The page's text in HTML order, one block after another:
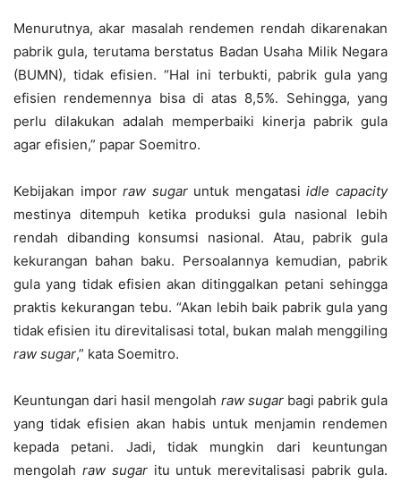
Menurutnya, akar masalah rendemen rendah dikarenakan
pabrik gula, terutama berstatus Badan Usaha Milik Negara
(BUMN), tidak efisien. “Hal ini terbukti, pabrik gula yang
efisien rendemennya bisa di atas 8,5%. Sehingga, yang
perlu dilakukan adalah memperbaiki kinerja pabrik gula
agar efisien,” papar Soemitro.
Kebijakan imporraw sugaruntuk mengatasiidle capacity
mestinya ditempuh ketika produksi gula nasional lebih
rendah dibanding konsumsi nasional. Atau, pabrik gula
kekurangan bahan baku. Persoalannya kemudian, pabrik
gula yang tidak efisien akan ditinggalkan petani sehingga
praktis kekurangan tebu. “Akan lebih baik pabrik gula yang
tidak efisien itu direvitalisasi total, bukan malah menggiling
raw sugar,” kata Soemitro.
Keuntungan dari hasil mengolah raw sugarbagi pabrik gula
yang tidak efisien akan habis untuk menjamin rendemen
kepada petani. Jadi, tidak mungkin dari keuntungan
mengolah raw sugaritu untuk merevitalisasi pabrik gula.